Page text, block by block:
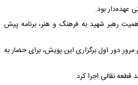
عهده‌دار بود.
اهمیت رهبر شهید به فرهنگ و هنر، برنامه پیش
دور اول برگزاری این پویش، برای حضار به
نقالی اجرا کرد.